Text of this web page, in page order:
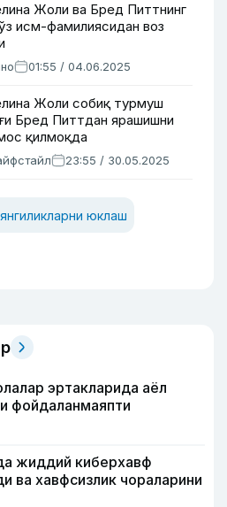
Жоли ва Бред Питтнинг
исм-фамилиясидан воз
01:55 / 04.06.2025
Жоли собиқ турмуш
Бред Питтдан ярашишни
қилмоқда
23:55 / 30.05.2025
юклаш
эртакларида аёл
фойдаланмаяпти
жиддий киберхавф
ва хавфсизлик чораларини